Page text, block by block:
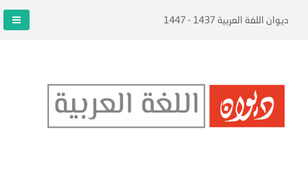
ديوان اللغة العربية 1437 - 1447